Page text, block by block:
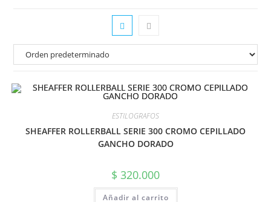
ESTILOGRAFOS
SHEAFFER ROLLERBALL SERIE 300 CROMO CEPILLADO
GANCHO DORADO
$ 320.000
Añadir al carrito